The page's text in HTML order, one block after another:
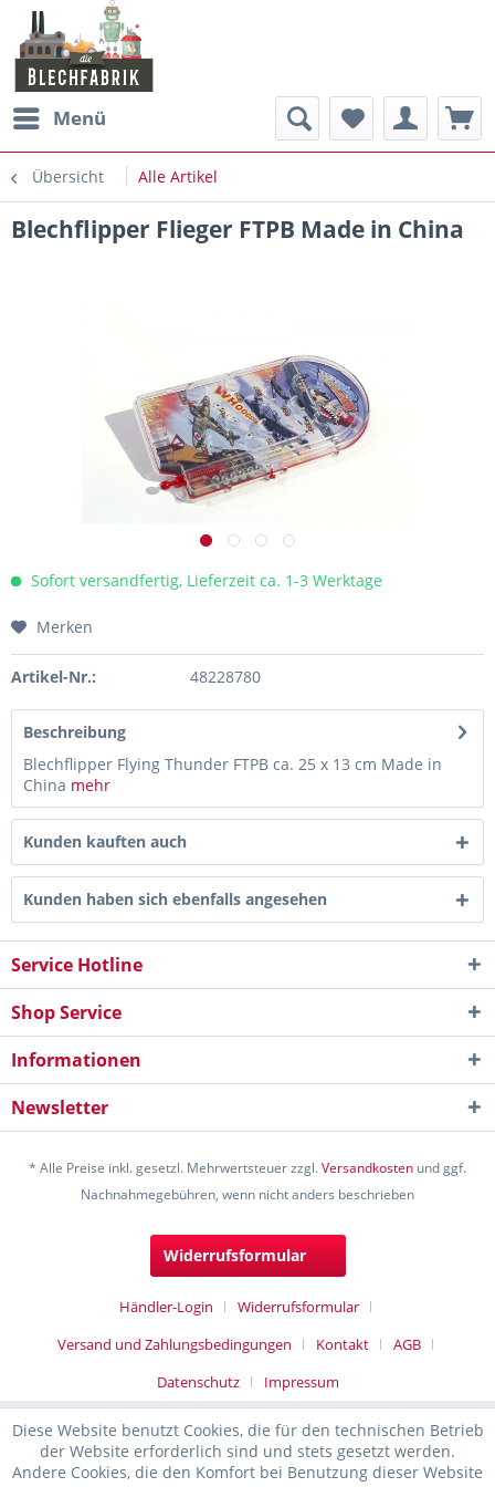
Menü
Übersicht Alle Artikel
Blechflipper Flieger FTPB Made in China
Sofort versandfertig, Lieferzeit ca. 1-3 Werktage
Merken
Artikel-Nr.: 48228780
Beschreibung
Blechflipper Flying Thunder FTPB ca. 25 x 13 cm Made in
China mehr
Kunden kauften auch
Kunden haben sich ebenfalls angesehen
Service Hotline
Shop Service
Informationen
Newsletter
* Alle Preise inkl. gesetzl. Mehrwertsteuer zzgl.Versandkosten und ggf.
Nachnahmegebühren, wenn nicht anders beschrieben
Widerrufsformular
Händler-Login
Widerrufsformular
Versand und Zahlungsbedingungen
Kontakt
AGB
Datenschutz
Impressum
Diese Website benutzt Cookies, die für den technischen Betrieb
der Website erforderlich sind und stets gesetzt werden.
Andere Cookies, die den Komfort bei Benutzung dieser Website